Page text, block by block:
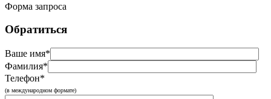
Форма запроса
Обратиться
Ваше имя*
Фамилия*
Телефон*
(в международном формате)